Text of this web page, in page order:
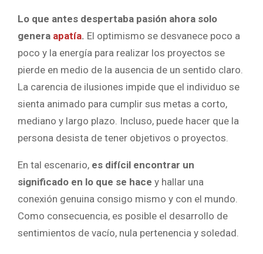
Lo que antes despertaba pasión ahora solo
genera apatía. El optimismo se desvanece poco a
poco y la energía para realizar los proyectos se
pierde en medio de la ausencia de un sentido claro.
La carencia de ilusiones impide que el individuo se
sienta animado para cumplir sus metas a corto,
mediano y largo plazo. Incluso, puede hacer que la
persona desista de tener objetivos o proyectos.
En tal escenario, es difícil encontrar un
significado en lo que se hace y hallar una
conexión genuina consigo mismo y con el mundo.
Como consecuencia, es posible el desarrollo de
sentimientos de vacío, nula pertenencia y soledad.